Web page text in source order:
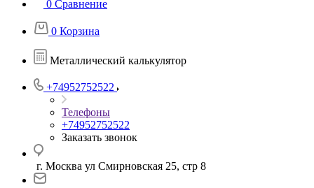
0 Сравнение
0 Корзина
Металлический калькулятор
+74952752522
Телефоны
+74952752522
Заказать звонок
г. Москва ул Смирновская 25, стр 8